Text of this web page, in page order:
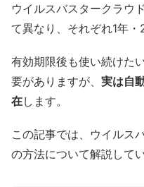
ウイルスバスタークラウ
て異なり、それぞれ1年・
有効期限後も使い続けた
要がありますが、 実は自
在します。
この記事では、ウイルス
の方法について解説して